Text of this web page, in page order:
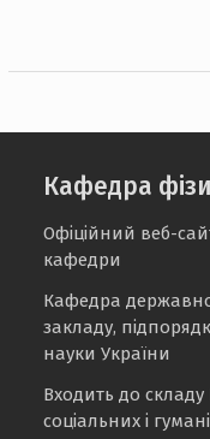
Кафедра
Офіційний веб-
кафедри
Кафедра
закладу,
науки України
Входить до складу
соціальних і